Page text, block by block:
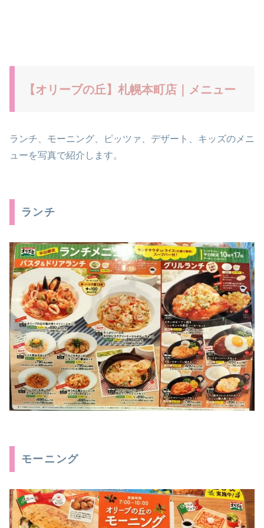
【オリーブの丘】札幌本町店｜メニュー
ランチ、モーニング、ピッツァ、デザート、キッズのメニ
ューを写真で紹介します。
ランチ
モーニング